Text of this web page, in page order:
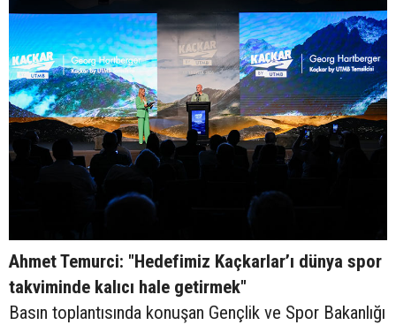
Ahmet Temurci: "Hedefimiz Kaçkarlar’ı dünya spor
takviminde kalıcı hale getirmek"
Basın toplantısında konuşan Gençlik ve Spor Bakanlığı